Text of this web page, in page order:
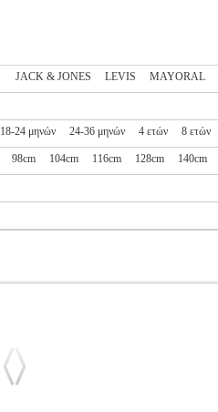
JACK & JONES LEVIS MAYORAL
18-24 μηνών 24-36 μηνών 4 ετών 8 ετών
98cm 104cm 116cm 128cm 140cm